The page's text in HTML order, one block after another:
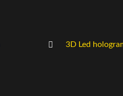
3D Led